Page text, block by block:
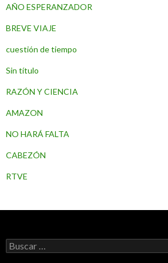
AÑO ESPERANZADOR
BREVE VIAJE
cuestión de tiempo
Sin título
RAZÓN Y CIENCIA
AMAZON
NO HARÁ FALTA
CABEZÓN
RTVE
B
u